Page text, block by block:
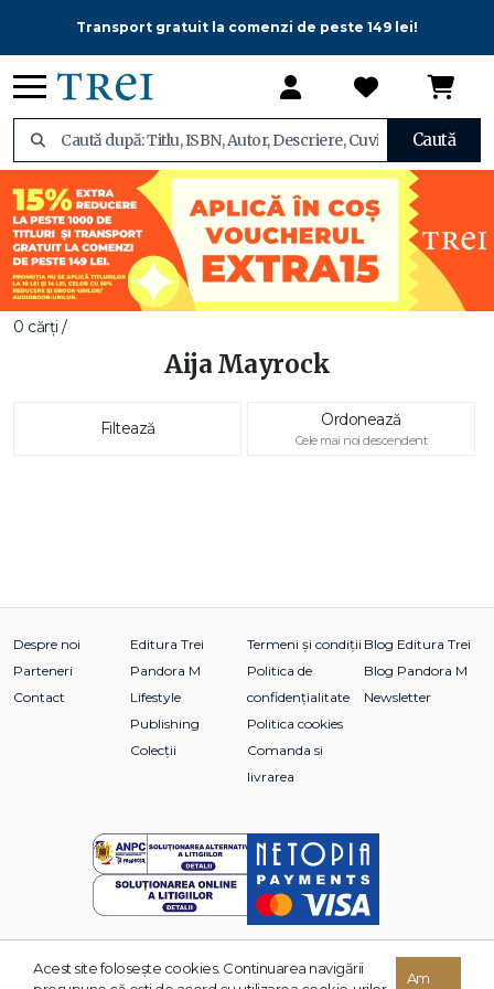
Transport gratuit la comenzi de peste 149 lei!
Caută
0 cărți /
Aija Mayrock
Filtează Ordonează
Cele mai noi descendent
Despre noi
Parteneri
Contact
Editura Trei
Pandora M
Lifestyle
Publishing
Colecții
Termeni și condiții
Politica de
confidențialitate
Politica cookies
Comanda si
livrarea
Blog Editura Trei
Blog Pandora M
Newsletter
© 2026 Grupul Editorial TREI. Toate drepturile rezervate.
Acest site foloseşte cookies. Continuarea navigării
Am